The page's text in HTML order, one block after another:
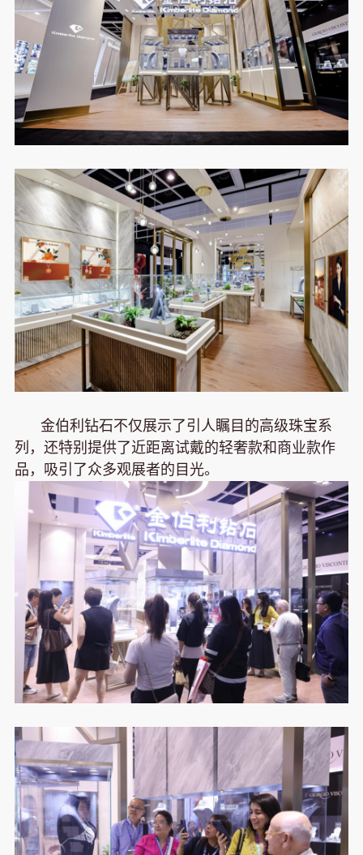
金伯利钻石不仅展示了引人瞩目的高级珠宝系
列，还特别提供了近距离试戴的轻奢款和商业款作
品，吸引了众多观展者的目光。